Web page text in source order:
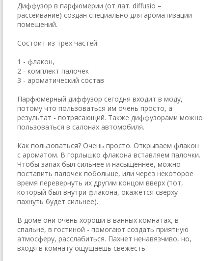
Диффузор в парфюмерии (от лат. diffusio –
рассеивание) создан специально для ароматизации
помещений.
Состоит из трех частей:
1 - флакон,
2 - комплект палочек
3 - ароматический состав
Парфюмерный диффузор сегодня входит в моду,
потому что пользоваться им очень просто, а
результат - потрясающий. Также диффузорами можно
пользоваться в салонах автомобиля.
Как пользоваться? Очень просто. Открываем флакон
с ароматом. В горлышко флакона вставляем палочки.
Чтобы запах был сильнее и насыщеннее, можно
поставить палочек побольше, или через некоторое
время перевернуть их другим концом вверх (тот,
который был внутри флакона, окажется сверху -
пахнуть будет сильнее).
В доме они очень хороши в ванных комнатах, в
спальне, в гостиной - помогают создать приятную
атмосферу, расслабиться. Пахнет ненавязчиво, но,
входя в комнату ощущаешь свежесть.